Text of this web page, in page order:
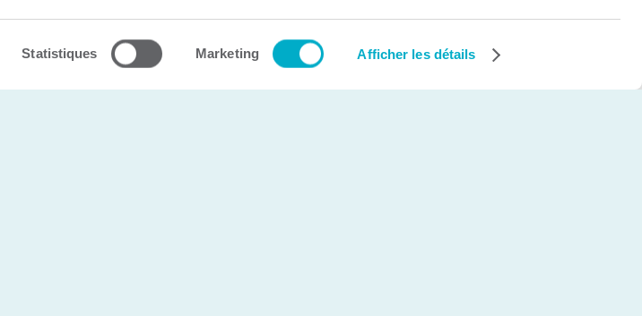
Statistiques Marketing Afficher les détails
Création et développement Web cinetic.ca